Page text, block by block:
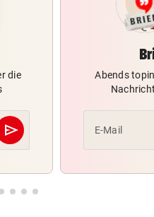
die
send
Abschicken
Abends
E-Mail